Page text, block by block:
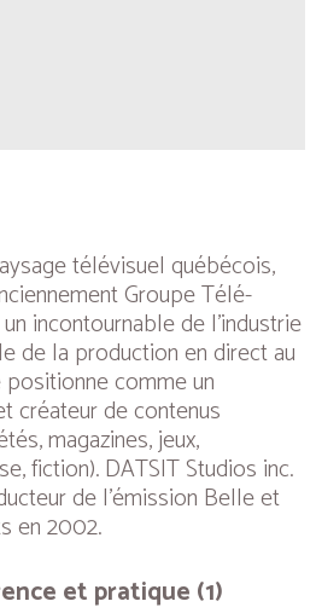
télévisuel québécois,
Groupe Télé-
incontournable de l’industrie
de la production en direct au
positionne comme un
créateur de contenus
magazines, jeux,
fiction). DATSIT Studios inc.
de l’émission Belle et
en 2002.
et pratique (1)